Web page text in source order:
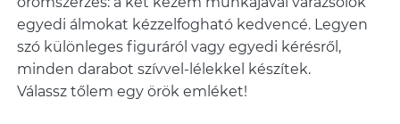
egyedi álmokat kézzelfogható kedvencé. Legyen
szó különleges figuráról vagy egyedi kérésről,
minden darabot szívvel-lélekkel készítek.
​Válassz tőlem egy örök emléket!